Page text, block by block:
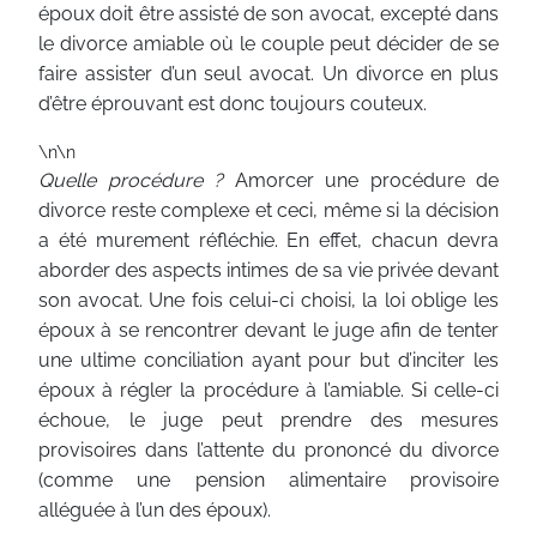
époux doit être assisté de son avocat, excepté dans
le divorce amiable où le couple peut décider de se
faire assister d’un seul avocat. Un divorce en plus
d’être éprouvant est donc toujours couteux.
\n\n
Quelle procédure ?Amorcer une procédure de
divorce reste complexe et ceci, même si la décision
a été murement réfléchie. En effet, chacun devra
aborder des aspects intimes de sa vie privée devant
son avocat. Une fois celui-ci choisi, la loi oblige les
époux à se rencontrer devant le juge afin de tenter
une ultime conciliation ayant pour but d’inciter les
époux à régler la procédure à l’amiable. Si celle-ci
échoue, le juge peut prendre des mesures
provisoires dans l’attente du prononcé du divorce
(comme une pension alimentaire provisoire
alléguée à l’un des époux).